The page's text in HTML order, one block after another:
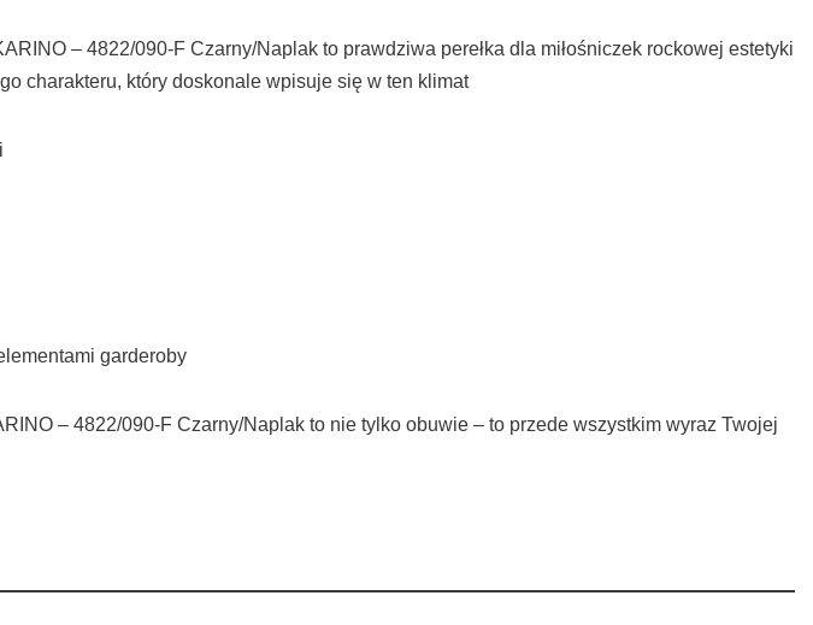
– 4822/090-F Czarny/Naplak to prawdziwa perełka dla miłośniczek rockowej estetyki
charakteru, który doskonale wpisuje się w ten klimat
garderoby
– 4822/090-F Czarny/Naplak to nie tylko obuwie – to przede wszystkim wyraz Twojej